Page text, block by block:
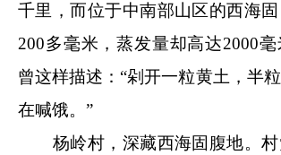
千里，而位于中南部山区的西海
200多毫米，蒸发量却高达2000
曾这样描述：“剁开一粒黄土，半
在喊饿。”
杨岭村，深藏西海固腹地。村